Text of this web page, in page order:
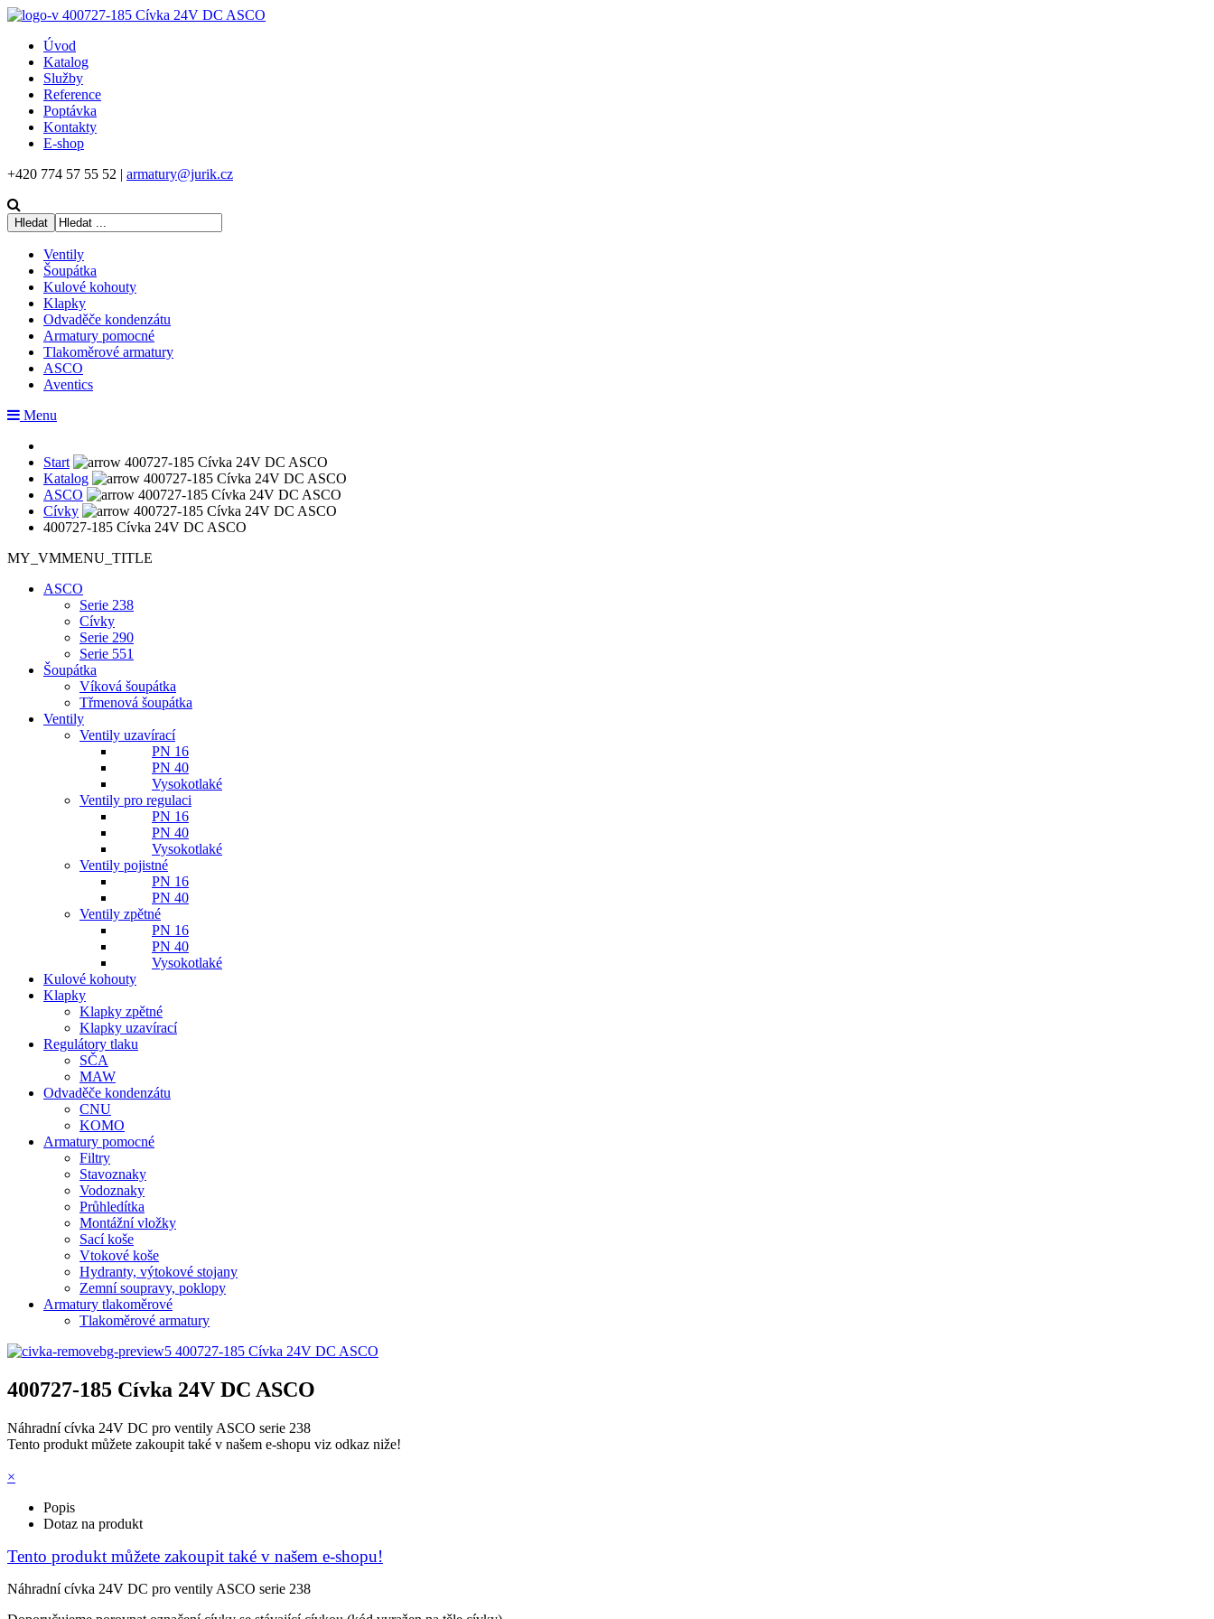
Úvod
Katalog
Služby
Reference
Poptávka
Kontakty
E-shop
+420 774 57 55 52 | armatury@jurik.cz
Ventily
Šoupátka
Kulové kohouty
Klapky
Odvaděče kondenzátu
Armatury pomocné
Tlakoměrové armatury
ASCO
Aventics
Menu
Start
Katalog
ASCO
Cívky
400727-185 Cívka 24V DC ASCO
MY_VMMENU_TITLE
ASCO
Serie 238
Cívky
Serie 290
Serie 551
Šoupátka
Víková šoupátka
Třmenová šoupátka
Ventily
Ventily uzavírací
PN 16
PN 40
Vysokotlaké
Ventily pro regulaci
PN 16
PN 40
Vysokotlaké
Ventily pojistné
PN 16
PN 40
Ventily zpětné
PN 16
PN 40
Vysokotlaké
Kulové kohouty
Klapky
Klapky zpětné
Klapky uzavírací
Regulátory tlaku
SČA
MAW
Odvaděče kondenzátu
CNU
KOMO
Armatury pomocné
Filtry
Stavoznaky
Vodoznaky
Průhledítka
Montážní vložky
Sací koše
Vtokové koše
Hydranty, výtokové stojany
Zemní soupravy, poklopy
Armatury tlakoměrové
Tlakoměrové armatury
400727-185 Cívka 24V DC ASCO
Náhradní cívka 24V DC pro ventily ASCO serie 238
Tento produkt můžete zakoupit také v našem e-shopu viz odkaz niže!
×
Popis
Dotaz na produkt
Tento produkt můžete zakoupit také v našem e-shopu!
Náhradní cívka 24V DC pro ventily ASCO serie 238